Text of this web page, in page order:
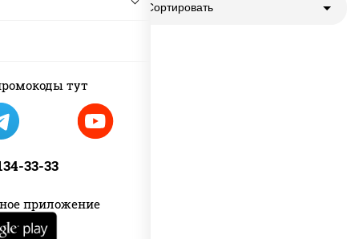
тут
33-33
приложение
Сортировать